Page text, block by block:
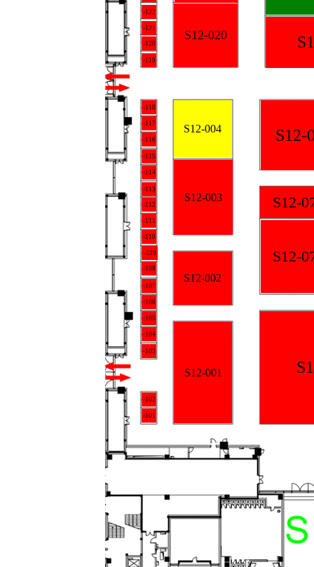
S12-001
S12-002
S12-003
S12-004 S12-
S12-020
-101
-102
-103
-104
-105
-106
-107
-108
-109
-110
-111
-112
-113
-114
-115
-116
-117
-118
-119
-120
-121
-122
S12-
S12-